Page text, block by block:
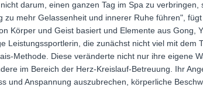
darum, einen ganzen Tag im Spa zu
zu mehr Gelassenheit und innerer Ruhe führen",
Körper und Geist basiert und Elemente aus
Leistungssportlerin, die zunächst nicht viel mit
Methode. Diese veränderte nicht nur ihre eigene
im Bereich der Herz-Kreislauf-Betreuung. Ihr
und Anspannung auszubrechen, körperliche